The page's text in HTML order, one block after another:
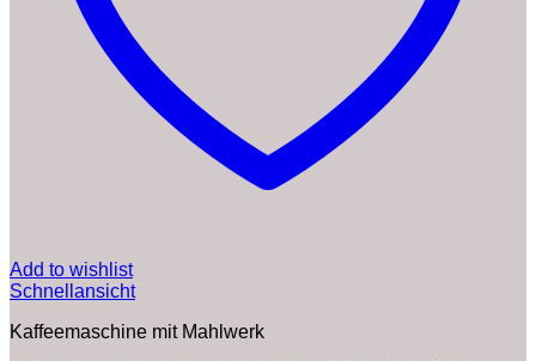
Add to wishlist
Schnellansicht
Kaffeemaschine mit Mahlwerk